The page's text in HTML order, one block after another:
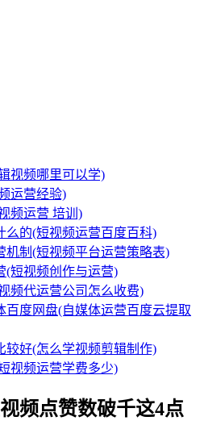
视频哪里可以学)
运营经验)
频运营 培训)
么的(短视频运营百度百科)
机制(短视频平台运营策略表)
(短视频创作与运营)
频代运营公司怎么收费)
百度网盘(自媒体运营百度云提取
较好(怎么学视频剪辑制作)
视频运营学费多少)
频点赞数破千这4点